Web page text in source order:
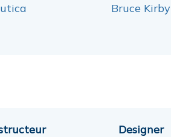
Bruce Kirby
Designer